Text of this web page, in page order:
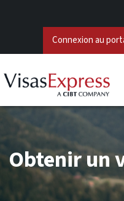
Connexion au
Obtenir un